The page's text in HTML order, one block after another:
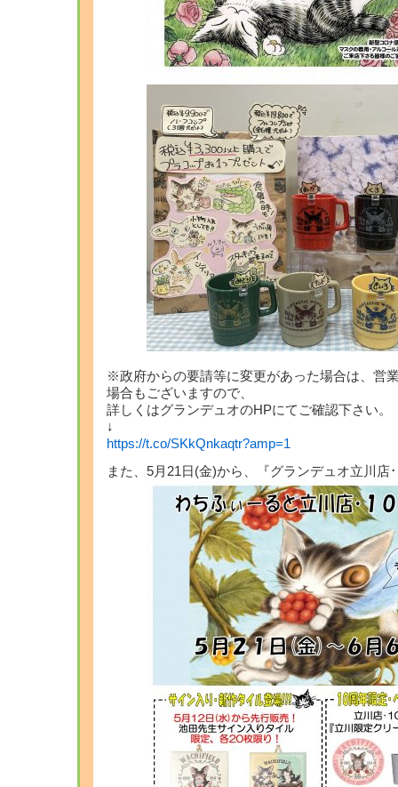
※政府からの要請等に変更があった場合は、営
場合もございますので、
詳しくはグランデュオのHPにてご確認下さい。
↓
https://t.co/SKkQnkaqtr?amp=1
また、5月21日(金)から、『グランデュオ立川店